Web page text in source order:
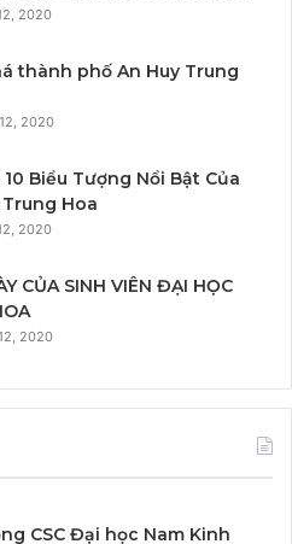
2020
thành phố An Huy Trung
2020
Biểu Tượng Nổi Bật Của
Hoa
2020
CỦA SINH VIÊN ĐẠI HỌC
2020
CSC Đại học Nam Kinh